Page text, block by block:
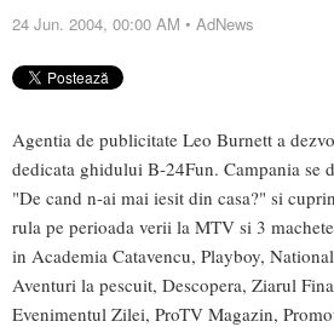
24 Jun. 2004, 00:00 AM • AdNews
Agentia de publicitate Leo Burnett a
dedicata ghidului B-24Fun. Campania se
"De cand n-ai mai iesit din casa?" si
rula pe perioada verii la MTV si 3
in Academia Catavencu, Playboy,
Aventuri la pescuit, Descopera, Ziarul
Evenimentul Zilei, ProTV Magazin,